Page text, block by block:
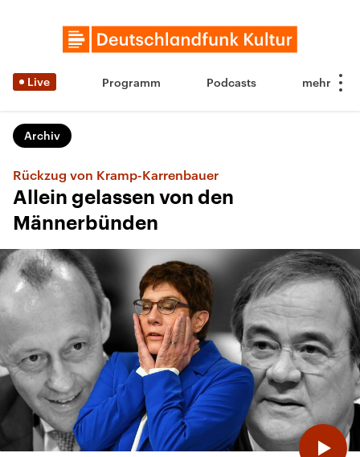
Live Programm Podcasts
Archiv
Rückzug von Kramp-Karrenbauer
Allein gelassen von den
Männerbünden